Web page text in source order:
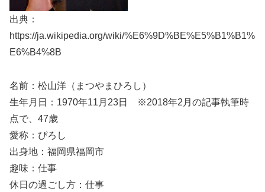
出典：
https://ja.wikipedia.org/wiki/%E6%9D%BE%E5%B1%B1%
E6%B4%8B
名前：松山洋（まつやまひろし）
生年月日：1970年11月23日 ※2018年2月の記事執筆時
点で、47歳
愛称：ぴろし
出身地：福岡県福岡市
趣味：仕事
休日の過ごし方：仕事